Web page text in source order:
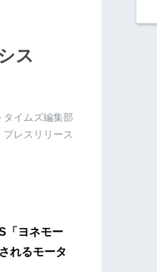
ス
タイムズ編集部
プレスリリース
「ヨネモー
れるモータ